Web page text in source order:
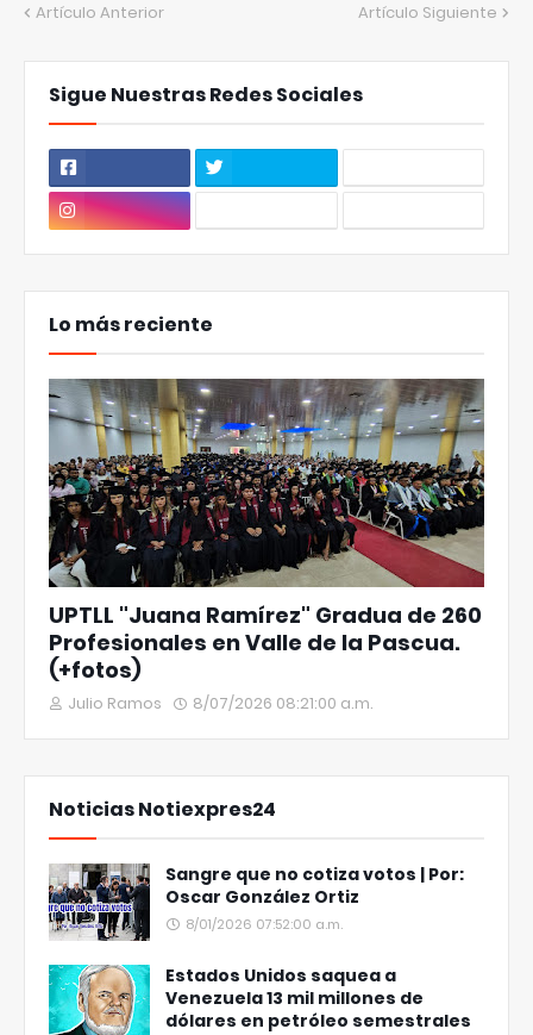
Artículo Anterior Artículo Siguiente
Sigue Nuestras Redes Sociales
Lo más reciente
UPTLL "Juana Ramírez" Gradua de 260
Profesionales en Valle de la Pascua.
(+fotos)
Julio Ramos 8/07/2026 08:21:00 a.m.
Noticias Notiexpres24
Sangre que no cotiza votos | Por:
Oscar González Ortiz
8/01/2026 07:52:00 a.m.
Estados Unidos saquea a
Venezuela 13 mil millones de
dólares en petróleo semestrales